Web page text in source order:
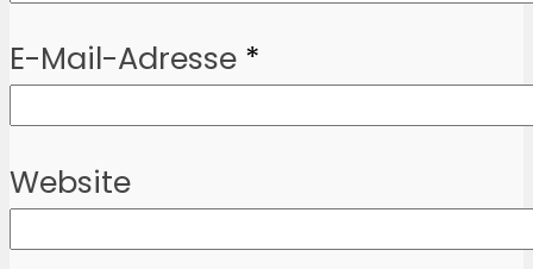
E-Mail-Adresse *
Website